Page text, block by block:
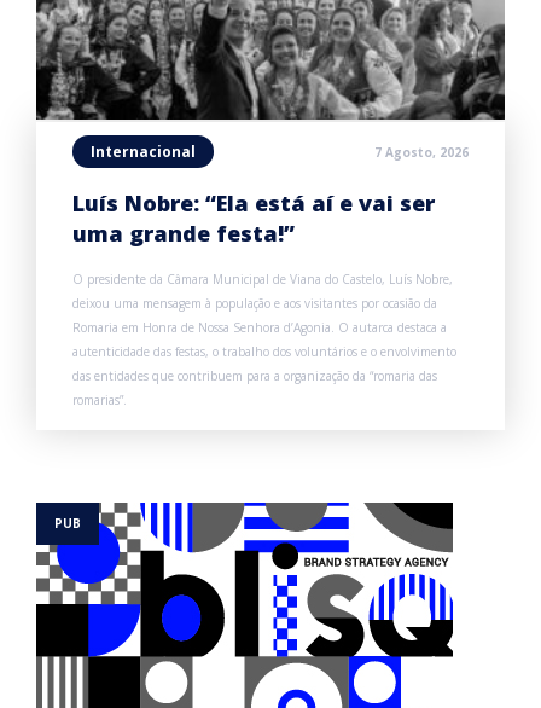
Internacional 7 Agosto, 2026
Luís Nobre: “Ela está aí e vai ser
uma grande festa!”
O presidente da Câmara Municipal de Viana do Castelo, Luís Nobre,
deixou uma mensagem à população e aos visitantes por ocasião da
Romaria em Honra de Nossa Senhora d’Agonia. O autarca destaca a
autenticidade das festas, o trabalho dos voluntários e o envolvimento
das entidades que contribuem para a organização da “romaria das
romarias”.